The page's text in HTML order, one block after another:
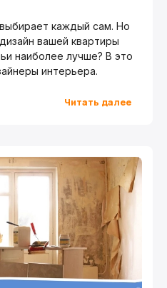
каждый сам. Но
вашей квартиры
наиболее лучше? В это
интерьера.
Читать далее